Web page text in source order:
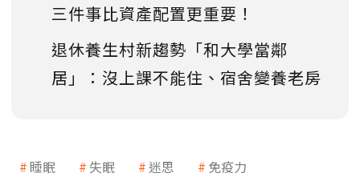
三件事比資產配置更重要！
退休養生村新趨勢「和大學當鄰
居」：沒上課不能住、宿舍變養老房
睡眠 失眠 迷思 免疫力